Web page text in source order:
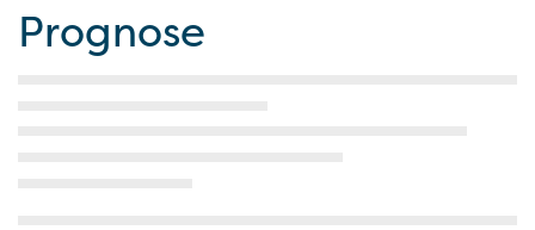
Prognose